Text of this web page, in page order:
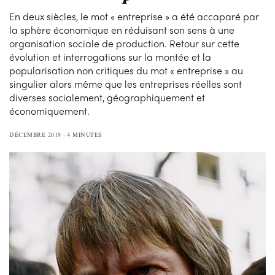
En deux siècles, le mot « entreprise » a été accaparé par
la sphère économique en réduisant son sens à une
organisation sociale de production. Retour sur cette
évolution et interrogations sur la montée et la
popularisation non critiques du mot « entreprise » au
singulier alors même que les entreprises réelles sont
diverses socialement, géographiquement et
économiquement.
DÉCEMBRE 2019 4 MINUTES